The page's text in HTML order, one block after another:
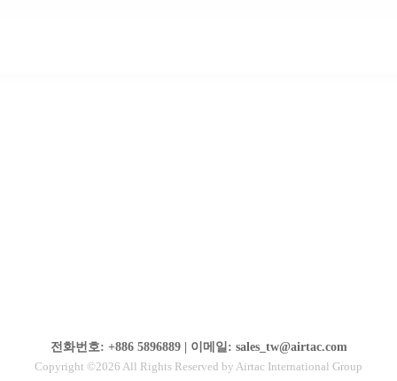
전화번호: +886 5896889 | 이메일: sales_tw@airtac.com
Copyright ©2026 All Rights Reserved by Airtac International Group